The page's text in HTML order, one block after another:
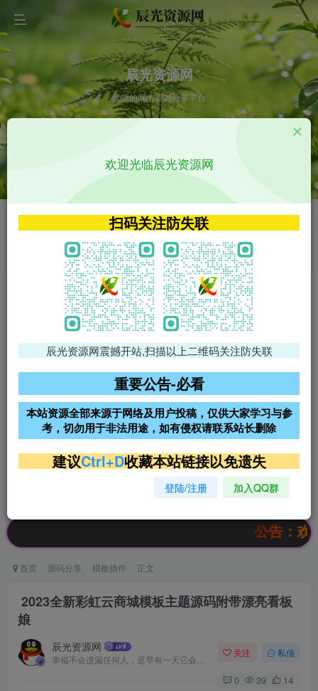
辰光资源网
优质的网络资源分享平台
VIP特权介绍 APP源码
VIP特权介绍
火
VIP特权介绍
影视源码
影视源码
免费领支付宝红包
腾讯轻量4核4G3M服务器38元/
阿里云2核2G200M服务器68元/
年
雨云高防免备案服务器
超低价文字广告位招租 超低价文字广告位招租
超低价文字广告位招租
公告：欢迎访
首页 源码分享 模板插件 正文
2023全新彩虹云商城模板主题源码附带漂亮看板
娘
辰光资源网 关注 私信
0 39 14
欢迎光临辰光资源网
扫码关注防失联
辰光资源网震撼开站,扫描以上二维码关注防失联
重要公告-必看
本站资源全部来源于网络及用户投稿，仅供大家学习与参
考，切勿用于非法用途，如有侵权请联系站长删除
建议Ctrl+D收藏本站链接以免遗失
登陆/注册 加入QQ群